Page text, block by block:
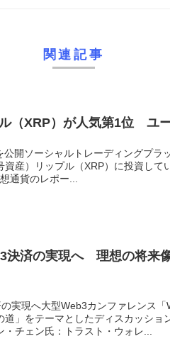
関連記事
（XRP）が人気第1位 ユ
公開ソーシャルトレーディングプラ
資産）リップル（XRP）に投資し
通貨のレポー...
決済の実現へ 理想の将来
実現へ大型Web3カンファレンス
道」をテーマとしたディスカッシ
チェン氏：トラスト・ウォレ...